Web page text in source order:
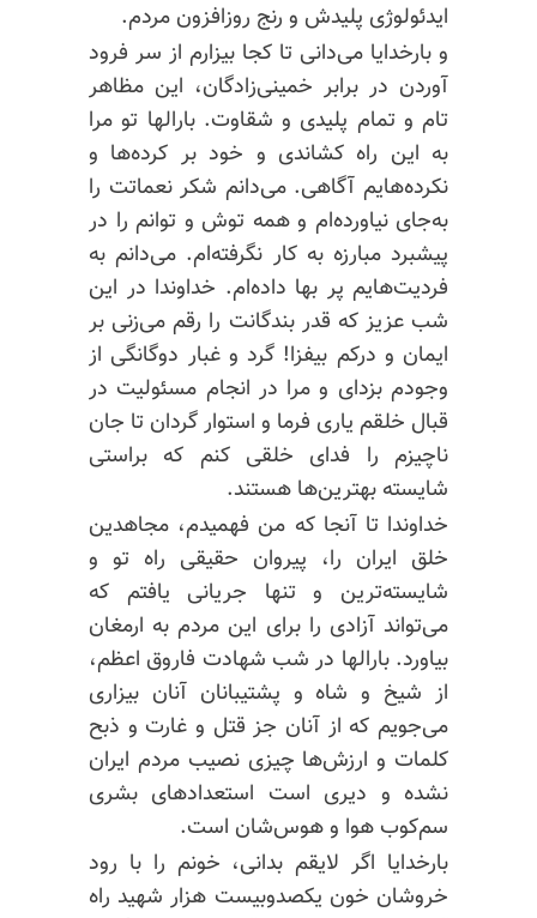
ایدئولوژی پلیدش و رنج روزافزون مردم.
و بارخدایا می‌دانی تا کجا بیزارم از سر فرود
آوردن در برابر خمینی‌زادگان، این مظاهر
تام و تمام پلیدی و شقاوت.بارالها تو مرا
به این راهکشاندی و خود بر کرده‌ها و
نکرده‌هایم آگاهی. می‌دانم شکر نعماتت را
به‌جای نیاورده‌ام و همه توش و توانم را در
پیشبرد مبارزه به کار نگرفته‌ام. می‌دانم به
فردیت‌هایم پر بها داده‌ام. خداوندا در این
شب عزیز که قدر بندگانت را رقم می‌زنی بر
ایمان و درکم بیفزا! گرد و غبار دوگانگی از
وجودم بزدای و مرا در انجام مسئولیت در
قبال خلقم یاری فرما و استوار گردان تا جان
ناچیزم را فدای خلقی کنم که براستی
شایسته بهترین‌ها هستند.
خداوندا تا آنجا که من فهمیدم، مجاهدین
خلق ایران را، پیروان حقیقی راه تو و
شایسته‌ترین و تنها جریانی یافتم که
می‌تواند آزادی را برای این مردم به ارمغان
بیاورد.بارالها در شب شهادت فاروق اعظم،
از شیخ و شاه و پشتیبانان آنان بیزاری
می‌جویم که از آنان جز قتل و غارت و ذبح
کلمات و ارزش‌ها چیزی نصیب مردم ایران
نشده و دیری است استعدادهای بشری
سم‌کوب هوا وهوس‌شان است.
بارخدایا اگر لایقم بدانی، خونم را با رود
خروشان خون یکصدوبیست هزار شهید راه